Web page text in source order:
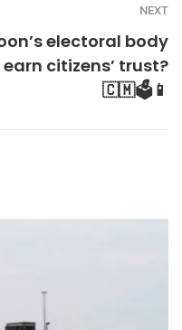
NEXT
electoral body
citizens’ trust?
🇨🇲🗳️📱